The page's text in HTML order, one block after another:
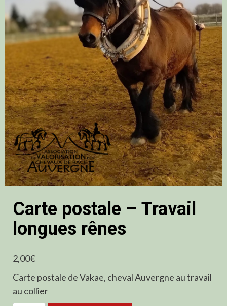
Carte postale – Travail
longues rênes
2,00€
Carte postale de Vakae, cheval Auvergne au travail
au collier